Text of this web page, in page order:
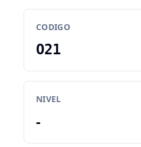
CODIGO
O21
NIVEL
-